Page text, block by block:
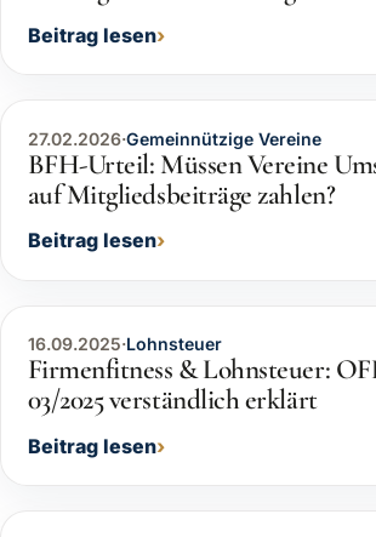
Beitrag lesen
27.02.2026·Gemeinnützige Vereine
BFH-Urteil: Müssen Vereine
auf Mitgliedsbeiträge zahlen?
Beitrag lesen
16.09.2025·Lohnsteuer
Firmenfitness & Lohnsteuer:
03/2025 verständlich erklärt
Beitrag lesen